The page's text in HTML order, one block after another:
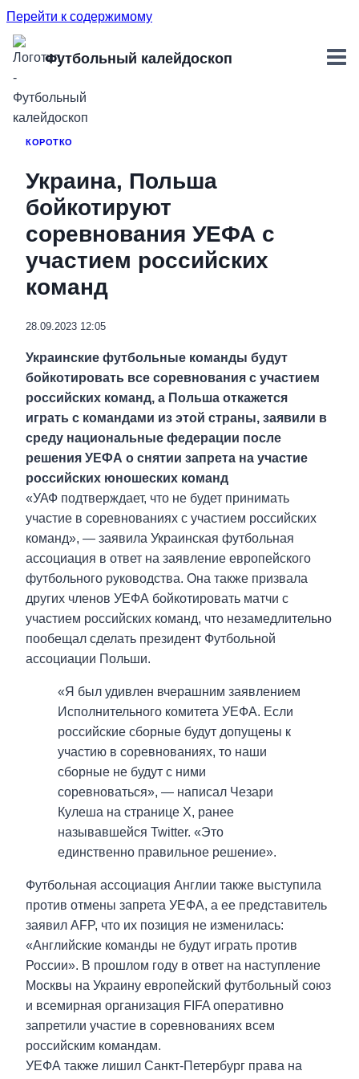
Перейти к содержимому
Футбольный калейдоскоп
КОРОТКО
Украина, Польша
бойкотируют
соревнования УЕФА с
участием российских
команд
28.09.2023 12:05
Украинские футбольные команды будут
бойкотировать все соревнования с участием
российских команд, а Польша откажется
играть с командами из этой страны, заявили в
среду национальные федерации после
решения УЕФА о снятии запрета на участие
российских юношеских команд
«УАФ подтверждает, что не будет принимать
участие в соревнованиях с участием российских
команд», — заявила Украинская футбольная
ассоциация в ответ на заявление европейского
футбольного руководства. Она также призвала
других членов УЕФА бойкотировать матчи с
участием российских команд, что незамедлительно
пообещал сделать президент Футбольной
ассоциации Польши.
«Я был удивлен вчерашним заявлением
Исполнительного комитета УЕФА. Если
российские сборные будут допущены к
участию в соревнованиях, то наши
сборные не будут с ними
соревноваться», — написал Чезари
Кулеша на странице X, ранее
называвшейся Twitter. «Это
единственно правильное решение».
Футбольная ассоциация Англии также выступила
против отмены запрета УЕФА, а ее представитель
заявил AFP, что их позиция не изменилась:
«Английские команды не будут играть против
России». В прошлом году в ответ на наступление
Москвы на Украину европейский футбольный союз
и всемирная организация FIFA оперативно
запретили участие в соревнованиях всем
российским командам.
УЕФА также лишил Санкт-Петербург права на